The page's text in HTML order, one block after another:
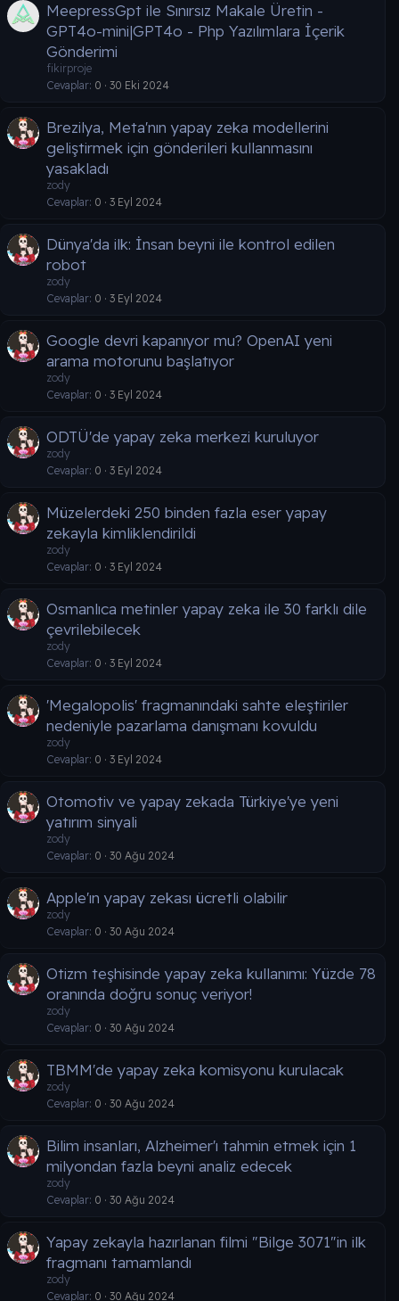
MeepressGpt ile Sınırsız Makale Üretin -
GPT4o-mini|GPT4o - Php Yazılımlara İçerik
Gönderimi
fikirproje
Cevaplar 0 30 Eki 2024
Brezilya, Meta'nın yapay zeka modellerini
geliştirmek için gönderileri kullanmasını
yasakladı
zody
Cevaplar 0 3 Eyl 2024
Dünya'da ilk: İnsan beyni ile kontrol edilen
robot
zody
Cevaplar 0 3 Eyl 2024
Google devri kapanıyor mu? OpenAI yeni
arama motorunu başlatıyor
zody
Cevaplar 0 3 Eyl 2024
ODTÜ'de yapay zeka merkezi kuruluyor
zody
Cevaplar 0 3 Eyl 2024
Müzelerdeki 250 binden fazla eser yapay
zekayla kimliklendirildi
zody
Cevaplar 0 3 Eyl 2024
Osmanlıca metinler yapay zeka ile 30 farklı dile
çevrilebilecek
zody
Cevaplar 0 3 Eyl 2024
'Megalopolis' fragmanındaki sahte eleştiriler
nedeniyle pazarlama danışmanı kovuldu
zody
Cevaplar 0 3 Eyl 2024
Otomotiv ve yapay zekada Türkiye'ye yeni
yatırım sinyali
zody
Cevaplar 0 30 Ağu 2024
Apple'ın yapay zekası ücretli olabilir
zody
Cevaplar 0 30 Ağu 2024
Otizm teşhisinde yapay zeka kullanımı: Yüzde 78
oranında doğru sonuç veriyor!
zody
Cevaplar 0 30 Ağu 2024
TBMM'de yapay zeka komisyonu kurulacak
zody
Cevaplar 0 30 Ağu 2024
Bilim insanları, Alzheimer'ı tahmin etmek için 1
milyondan fazla beyni analiz edecek
zody
Cevaplar 0 30 Ağu 2024
Yapay zekayla hazırlanan filmi "Bilge 3071"in ilk
fragmanı tamamlandı
zody
Cevaplar 0 30 Ağu 2024